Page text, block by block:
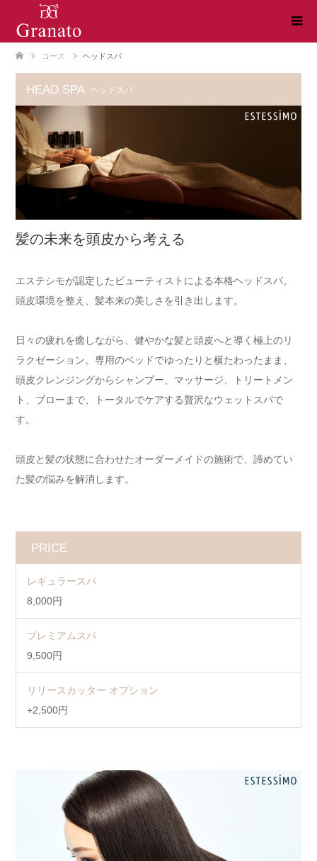
コース ヘッドスパ
HEAD SPA ヘッドスパ
髪の未来を頭皮から考える
エステシモが認定したビューティストによる本格ヘッドスパ。
頭皮環境を整え、髪本来の美しさを引き出します。
日々の疲れを癒しながら、健やかな髪と頭皮へと導く極上のリ
ラクゼーション。専用のベッドでゆったりと横たわったまま、
頭皮クレンジングからシャンプー、マッサージ、トリートメン
ト、ブローまで、トータルでケアする贅沢なウェットスパで
す。
頭皮と髪の状態に合わせたオーダーメイドの施術で、諦めてい
た髪の悩みを解消します。
PRICE
レギュラースパ
8,000円
プレミアムスパ
9,500円
リリースカッター オプション
+2,500円